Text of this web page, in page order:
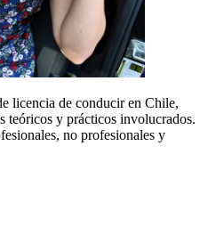
licencia de conducir en Chile,
teóricos y prácticos involucrados.
no profesionales y